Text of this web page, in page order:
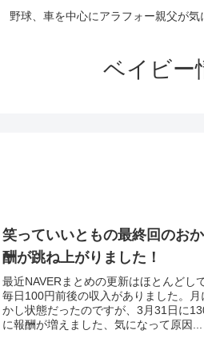
野球、車を中心にアラフォー親父が
ベイビー
笑っていいともの最終回のお
酬が跳ね上がりました！
最近NAVERまとめの更新はほとんどし
毎日100円前後の収入がありました。
かし状態だったのですが、3月31日に
に報酬が増えました、気になって原因...